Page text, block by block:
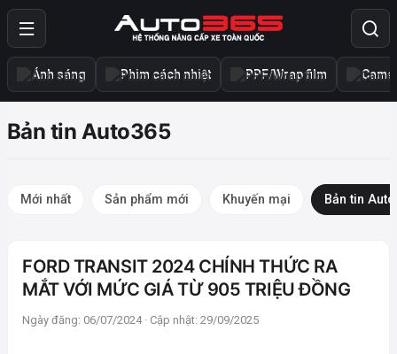
Ánh sáng Phim cách nhiệt PPF/Wrap film
Bản tin Auto365
Mới nhất Sản phẩm mới Khuyến mại Bản tin
FORD TRANSIT 2024 CHÍNH THỨC RA
MẮT VỚI MỨC GIÁ TỪ 905 TRIỆU ĐỒNG
Ngày đăng: 06/07/2024 · Cập nhật: 29/09/2025